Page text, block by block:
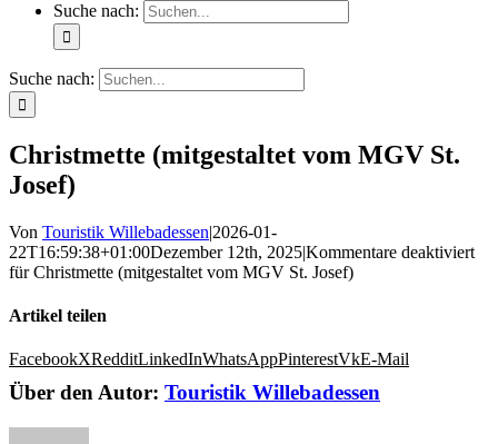
Suche nach:
Suche nach:
Christmette (mitgestaltet vom MGV St.
Josef)
Von Touristik Willebadessen|2026-01-
22T16:59:38+01:00Dezember 12th, 2025|Kommentare deaktiviert
für Christmette (mitgestaltet vom MGV St. Josef)
Artikel teilen
FacebookXRedditLinkedInWhatsAppPinterestVkE-Mail
Über den Autor: Touristik Willebadessen